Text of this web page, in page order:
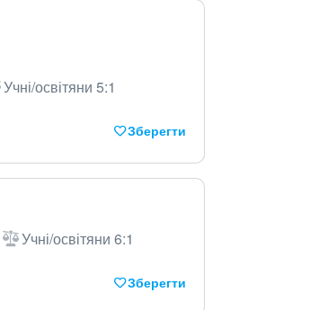
Учні/освітяни 5:1
Зберегти
Учні/освітяни 6:1
Зберегти